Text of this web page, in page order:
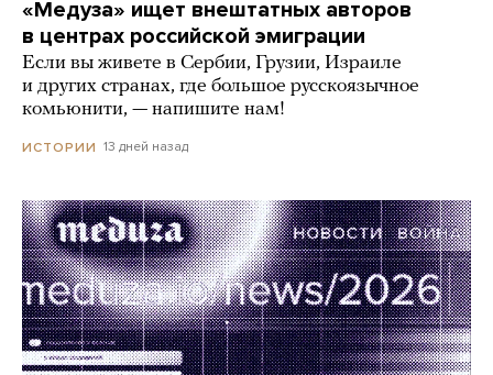
«Медуза» ищет внештатных авторов
в центрах российской эмиграции
Если вы живете в Сербии, Грузии, Израиле
и других странах, где большое русскоязычное
комьюнити, — напишите нам!
ИСТОРИИ 13 дней назад